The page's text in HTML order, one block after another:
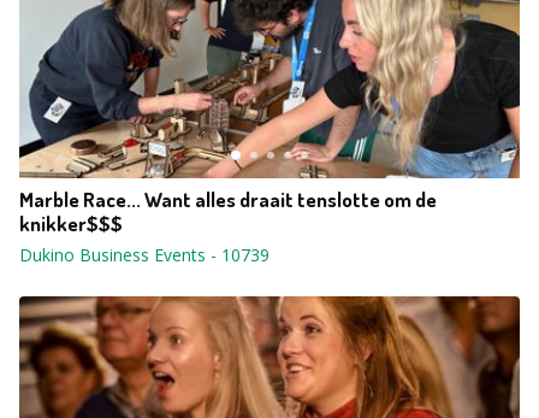
Marble Race... Want alles draait tenslotte om de
knikker$$$
Dukino Business Events - 10739